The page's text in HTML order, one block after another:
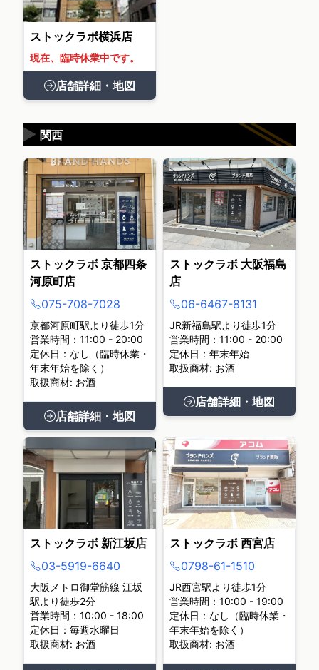
ストックラボ横浜店
現在、臨時休業中です。
店舗詳細・地図
関西
▶
ストックラボ 京都四条
河原町店
075-708-7028
京都河原町駅より徒歩1分
営業時間：11:00 - 20:00
定休日：なし（臨時休業・
年末年始を除く）
取扱商材: お酒
店舗詳細・地図
ストックラボ 大阪福島
店
06-6467-8131
JR新福島駅より徒歩1分
営業時間：11:00 - 20:00
定休日：年末年始
取扱商材: お酒
店舗詳細・地図
ストックラボ 新江坂店
03-5919-6640
大阪メトロ御堂筋線 江坂
駅より徒歩2分
営業時間：10:00 - 18:00
定休日：毎週水曜日
取扱商材: お酒
ストックラボ 西宮店
0798-61-1510
JR西宮駅より徒歩1分
営業時間：10:00 - 19:00
定休日：なし（臨時休業・
年末年始を除く）
取扱商材: お酒